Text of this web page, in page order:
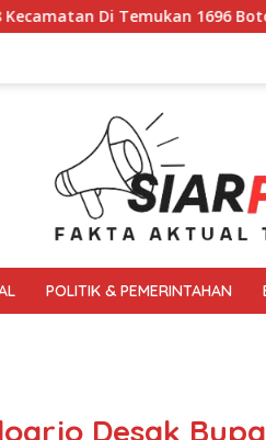
Miras Disita Bupati Sikap
POLITIK & PEMERINTAHAN
Desak